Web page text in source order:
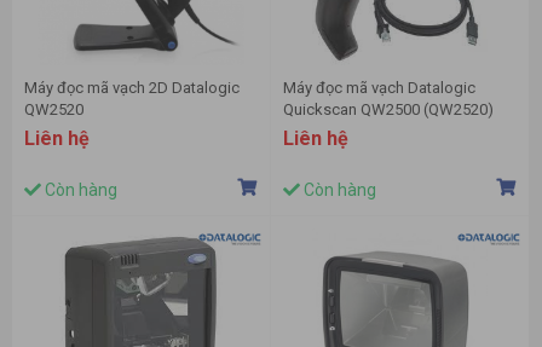
Máy đọc mã vạch 2D Datalogic
QW2520
Liên hệ
Còn hàng
Máy đọc mã vạch Datalogic
Quickscan QW2500 (QW2520)
Liên hệ
Còn hàng